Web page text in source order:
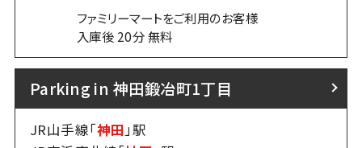
ファミリーマートをご利用のお客様
入庫後 20分 無料
Parking in 神田鍛冶町1丁目
JR山手線「神田」駅